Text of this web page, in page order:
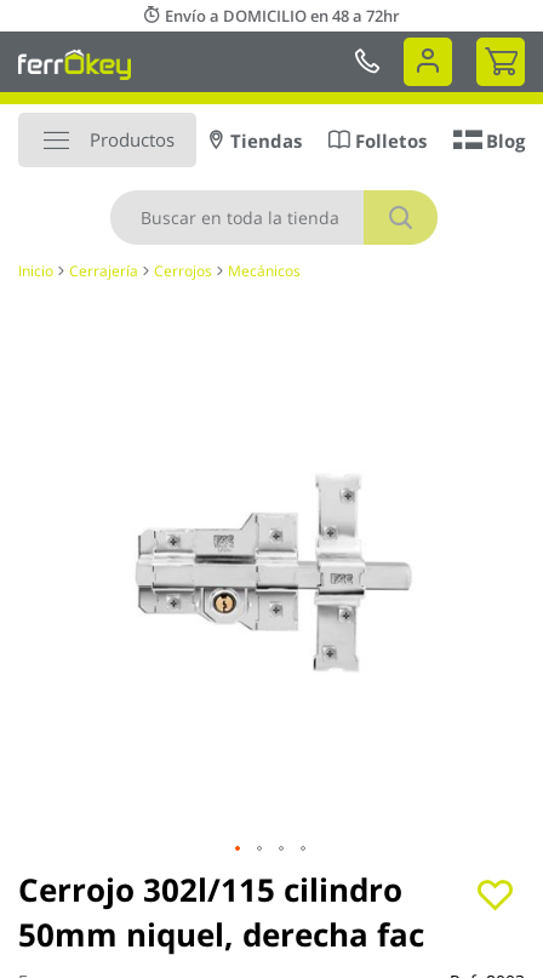
al
contenido
Envío a DOMICILIO en 48 a 72hr
Mi
Productos
Buscar
Tiendas Folletos Blog
Inicio Cerrajería Cerrojos Mecánicos
Cerrojo 302l/115 cilindro
50mm niquel, derecha fac
Saltar
al
comienzo
de